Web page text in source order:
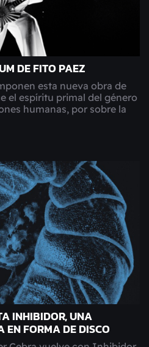
DE FITO PAEZ
esta nueva obra de
el espíritu primal del género
humanas, por sobre la
INHIBIDOR, UNA
EN FORMA DE DISCO